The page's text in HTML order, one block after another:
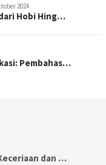
2024
Hobi Hing…
Pembahas…
dan …